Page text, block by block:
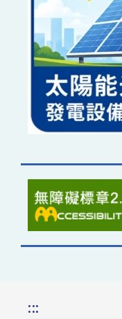
:::